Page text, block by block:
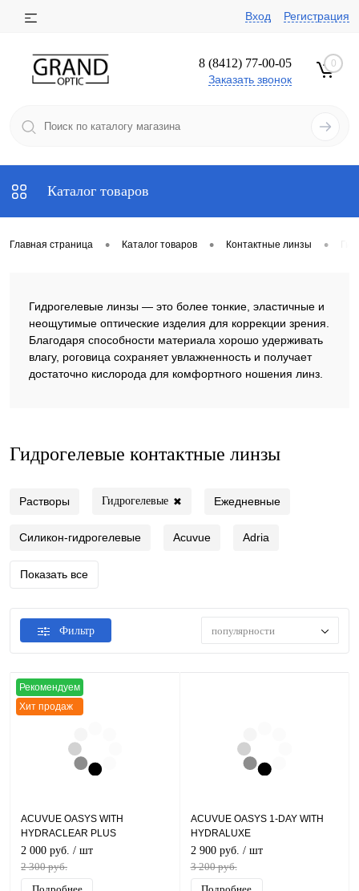
Вход Регистрация
8 (8412) 77-00-05
Заказать звонок
0
Каталог товаров
Главная страница • Каталог товаров • Контактные линзы •
Гидрогелевые линзы — это более тонкие, эластичные и
неощутимые оптические изделия для коррекции зрения.
Благодаря способности материала хорошо удерживать
влагу, роговица сохраняет увлажненность и получает
достаточно кислорода для комфортного ношения линз.
Гидрогелевые контактные линзы
Растворы Гидрогелевые ✖ Ежедневные
Силикон-гидрогелевые Acuvue Adria
Показать все
Фильтр популярности
Рекомендуем
Хит продаж
ACUVUE OASYS WITH
HYDRACLEAR PLUS
2 000 руб. / шт
2 300 руб.
ACUVUE OASYS 1-DAY WITH
HYDRALUXE
2 900 руб. / шт
3 200 руб.